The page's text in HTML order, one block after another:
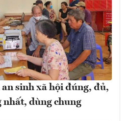
sinh xã hội đúng, đủ,
nhất, dùng chung